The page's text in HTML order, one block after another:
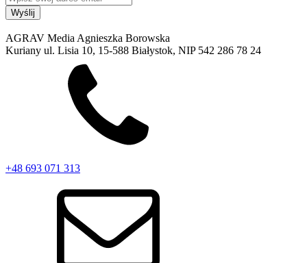
AGRAV Media Agnieszka Borowska
Kuriany ul. Lisia 10, 15-588 Białystok, NIP 542 286 78 24
+48 693 071 313